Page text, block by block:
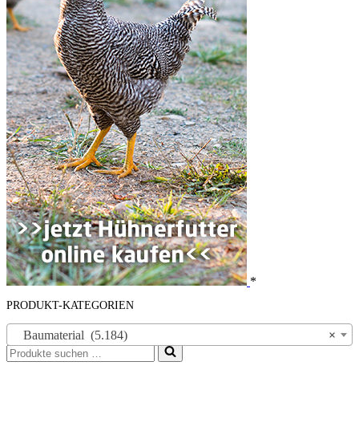
*
PRODUKT-KATEGORIEN
×
Baumaterial (5.184)
Suchen
nach …